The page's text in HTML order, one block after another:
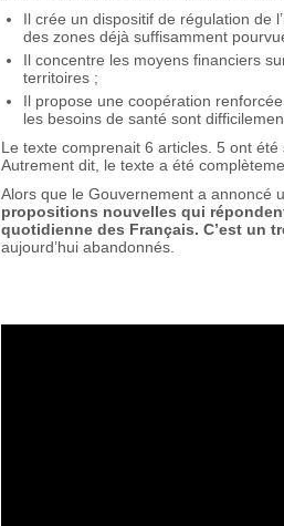
Il crée un dispositif de régulation de
des zones déjà suffisamment
Il concentre les moyens financiers
territoires ;
Il propose une coopération
les besoins de santé sont
Le texte comprenait 6 articles. 5 ont
Autrement dit, le texte a été
Alors que le Gouvernement a annoncé
propositions nouvelles qui
quotidienne des Français. C’est un
aujourd’hui abandonnés.